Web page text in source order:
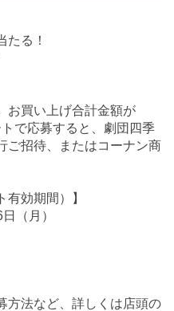
たる！
お買い上げ合計金額が
で応募すると、劇団四季
ご招待、またはコーナン商
有効期間）】
（月）
法など、詳しくは店頭の